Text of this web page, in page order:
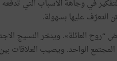
في وجاهة الأسباب التي
التعرّف عليها بسهولة.
العائلة». وينخر النسيج
الواحد. ويصيب العلاقات